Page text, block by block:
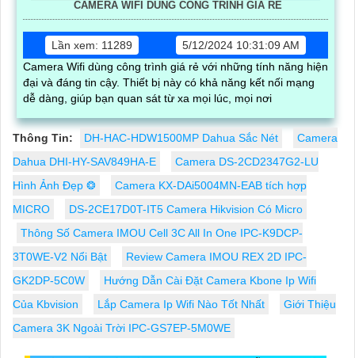
CAMERA WIFI DÙNG CÔNG TRÌNH GIÁ RẺ
Lần xem: 11289
5/12/2024 10:31:09 AM
Camera Wifi dùng công trình giá rẻ với những tính năng hiện
đại và đáng tin cậy. Thiết bị này có khả năng kết nối mạng
dễ dàng, giúp bạn quan sát từ xa mọi lúc, mọi nơi
Thông Tin: DH-HAC-HDW1500MP Dahua Sắc Nét
Camera
Dahua DHI-HY-SAV849HA-E
Camera DS-2CD2347G2-LU
Hình Ảnh Đẹp ❂
Camera KX-DAi5004MN-EAB tích hợp
MICRO
DS-2CE17D0T-IT5 Camera Hikvision Có Micro
Thông Số Camera IMOU Cell 3C All In One IPC-K9DCP-
3T0WE-V2 Nổi Bật
Review Camera IMOU REX 2D IPC-
GK2DP-5C0W
Hướng Dẫn Cài Đặt Camera Kbone Ip Wifi
Của Kbvision
Lắp Camera Ip Wifi Nào Tốt Nhất
Giới Thiệu
Camera 3K Ngoài Trời IPC-GS7EP-5M0WE